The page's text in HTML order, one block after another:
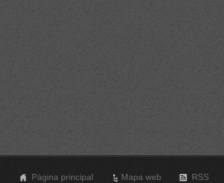
Pàgina principal Mapa web RSS